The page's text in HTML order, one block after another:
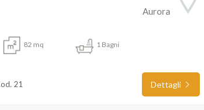
Aurora
82 mq 1 Bagni
21 Dettagli